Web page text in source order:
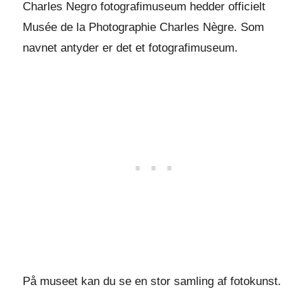
Charles Negro fotografimuseum hedder officielt
Musée de la Photographie Charles Nègre. Som
navnet antyder er det et fotografimuseum.
På museet kan du se en stor samling af fotokunst.